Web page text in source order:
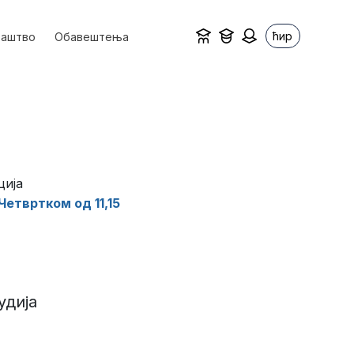
Обавештења ћир
од 11,15